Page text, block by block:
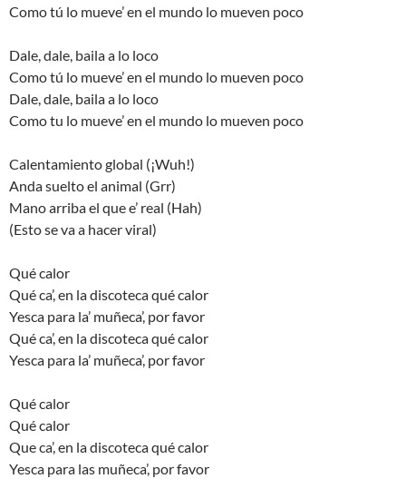
Como tú lo mueve’ en el mundo lo mueven poco
Dale, dale, baila a lo loco
Como tú lo mueve’ en el mundo lo mueven poco
Dale, dale, baila a lo loco
Como tu lo mueve’ en el mundo lo mueven poco
Calentamiento global (¡Wuh!)
Anda suelto el animal (Grr)
Mano arriba el que e’ real (Hah)
(Esto se va a hacer viral)
Qué calor
Qué ca’, en la discoteca qué calor
Yesca para la’ muñeca’, por favor
Qué ca’, en la discoteca qué calor
Yesca para la’ muñeca’, por favor
Qué calor
Qué calor
Que ca’, en la discoteca qué calor
Yesca para las muñeca’, por favor